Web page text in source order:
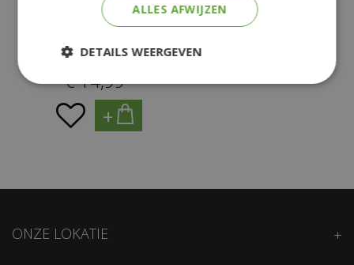
DEURMAT WK - 45 X 75
CM (DIVERSE
€ 14,99
+
ONZE LOKATIE
ALLES AFWIJZEN
DETAILS WEERGEVEN